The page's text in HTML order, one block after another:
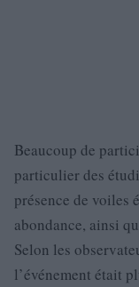
Beaucoup de
particulier des
présence de voiles
abondance, ainsi
Selon les
l’événement était